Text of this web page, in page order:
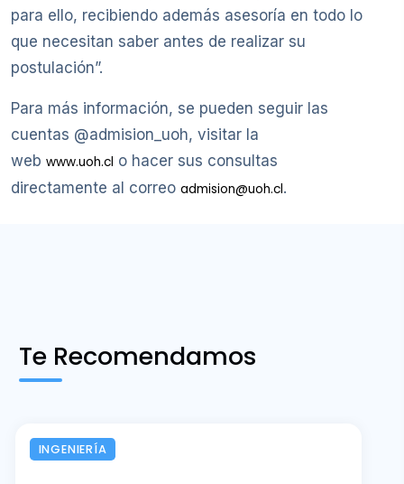
para ello, recibiendo además asesoría en todo lo
que necesitan saber antes de realizar su
postulación”.
Para más información, se pueden seguir las
cuentas @admision_uoh, visitar la
web www.uoh.cl o hacer sus consultas
directamente al correo admision@uoh.cl.
Te Recomendamos
INGENIERÍA